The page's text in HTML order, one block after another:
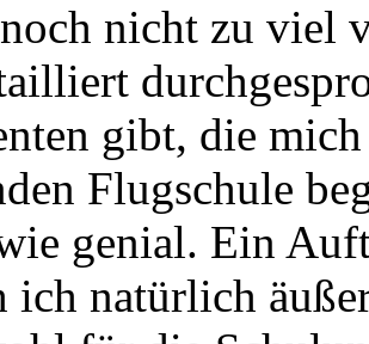
nicht zu viel
gibt, die
Flugschule
genial. Ein
ich natürlich